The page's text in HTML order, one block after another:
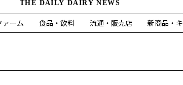
ァーム 食品・飲料 流通・販売店 新商品・